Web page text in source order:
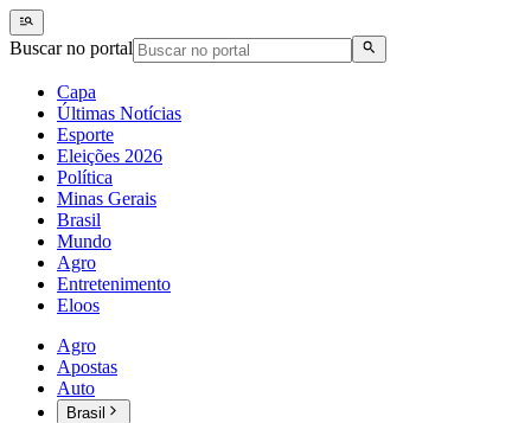
Buscar no portal
Capa
Últimas Notícias
Esporte
Eleições 2026
Política
Minas Gerais
Brasil
Mundo
Agro
Entretenimento
Eloos
Agro
Apostas
Auto
Brasil